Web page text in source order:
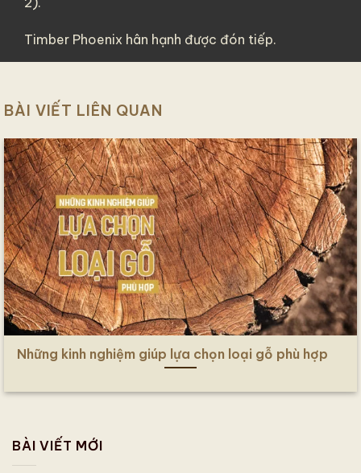
Timber Phoenix hân hạnh được đón tiếp.
BÀI VIẾT LIÊN QUAN
Những kinh nghiệm giúp lựa chọn loại gỗ phù hợp
BÀI VIẾT MỚI